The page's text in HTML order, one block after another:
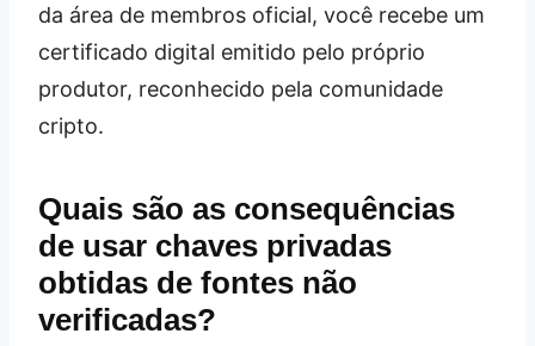
da área de membros oficial, você recebe um
certificado digital emitido pelo próprio
produtor, reconhecido pela comunidade
cripto.
Quais são as consequências
de usar chaves privadas
obtidas de fontes não
verificadas?